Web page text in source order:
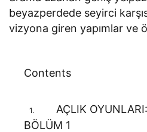
beyazperdede seyirci
vizyona giren yapımlar ve
Contents
1.
AÇLIK
BÖLÜM 1